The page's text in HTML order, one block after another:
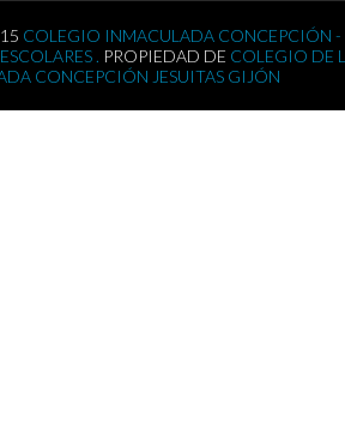
COLEGIO INMACULADA CONCEPCIÓN -
. PROPIEDAD DE COLEGIO DE
CONCEPCIÓN JESUITAS GIJÓN